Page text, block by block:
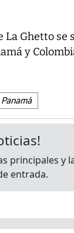
La Ghetto
y
Panamá